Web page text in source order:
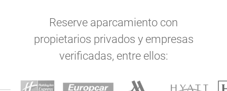
Reserve aparcamiento con
propietarios privados y empresas
verificadas, entre ellos: